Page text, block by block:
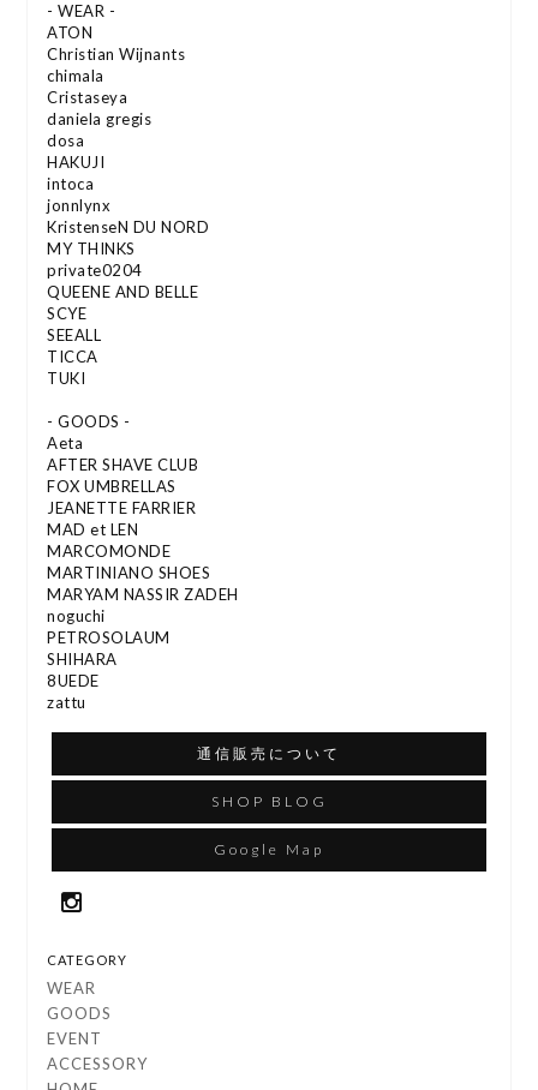
- WEAR -
ATON
Christian Wijnants
chimala
Cristaseya
daniela gregis
dosa
HAKUJI
intoca
jonnlynx
KristenseN DU NORD
MY THINKS
private0204
QUEENE AND BELLE
SCYE
SEEALL
TICCA
TUKI
- GOODS -
Aeta
AFTER SHAVE CLUB
FOX UMBRELLAS
JEANETTE FARRIER
MAD et LEN
MARCOMONDE
MARTINIANO SHOES
MARYAM NASSIR ZADEH
noguchi
PETROSOLAUM
SHIHARA
8UEDE
zattu
通信販売について
SHOP BLOG
Google Map
CATEGORY
WEAR
GOODS
EVENT
ACCESSORY